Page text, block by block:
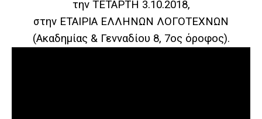
την ΤΕΤΑΡΤΗ 3.10.2018,
στην ΕΤΑΙΡΙΑ ΕΛΛΗΝΩΝ ΛΟΓΟΤΕΧΝΩΝ
(Ακαδημίας & Γενναδίου 8, 7ος όροφος).